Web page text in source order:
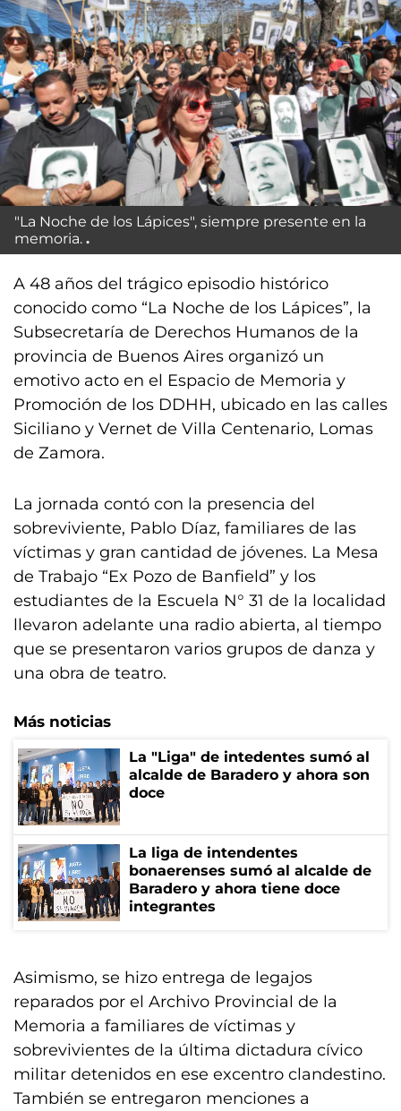
"La Noche de los Lápices", siempre presente en la
memoria.
A 48 años del trágico episodio histórico
conocido como “La Noche de los Lápices”, la
Subsecretaría de Derechos Humanos de la
provincia de Buenos Aires organizó un
emotivo acto en el Espacio de Memoria y
Promoción de los DDHH, ubicado en las calles
Siciliano y Vernet de Villa Centenario, Lomas
de Zamora.
La jornada contó con la presencia del
sobreviviente, Pablo Díaz, familiares de las
víctimas y gran cantidad de jóvenes. La Mesa
de Trabajo “Ex Pozo de Banfield” y los
estudiantes de la Escuela N° 31 de la localidad
llevaron adelante una radio abierta, al tiempo
que se presentaron varios grupos de danza y
una obra de teatro.
Más noticias
La "Liga" de intedentes sumó al
alcalde de Baradero y ahora son
doce
La liga de intendentes
bonaerenses sumó al alcalde de
Baradero y ahora tiene doce
integrantes
Asimismo, se hizo entrega de legajos
reparados por el Archivo Provincial de la
Memoria a familiares de víctimas y
sobrevivientes de la última dictadura cívico
militar detenidos en ese excentro clandestino.
También se entregaron menciones a